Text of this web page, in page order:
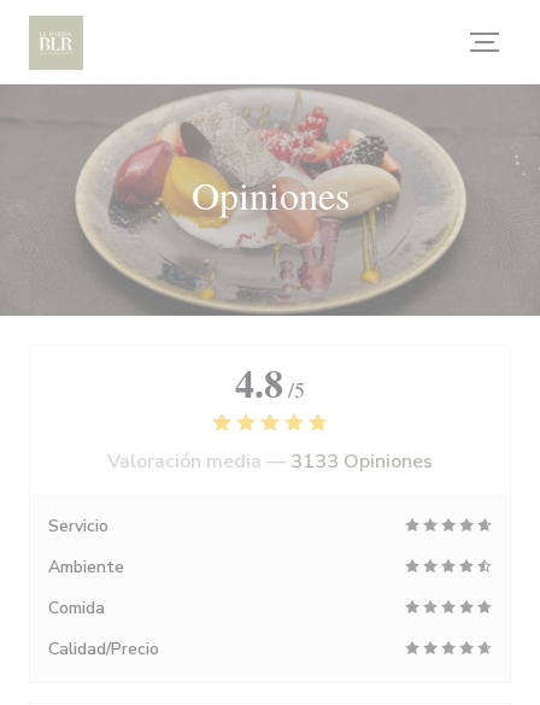
Personalización de sus opciones de cookies
Opiniones
4.8 /5
Valoración media — 3133 Opiniones
Servicio
Ambiente
Comida
Calidad/Precio